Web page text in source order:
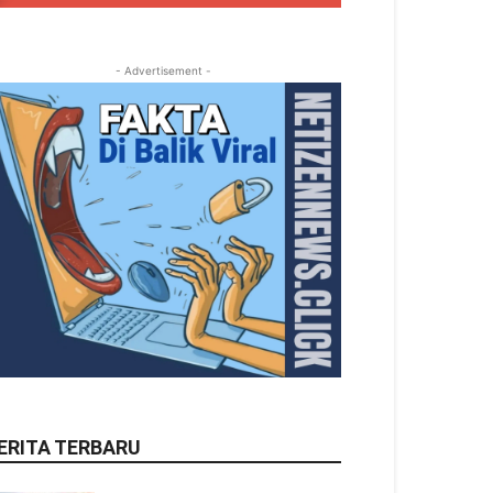
- Advertisement -
TERBARU